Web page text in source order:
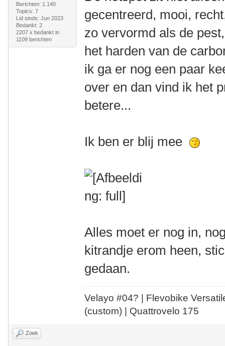
Berichten: 1.140
Topics: 7
Lid sinds: Jun 2023
Bedankt: 2
2207 x bedankt in
1109 berichten
gecentreerd, mooi,
zo vervormd als de
het harden van de
ik ga er nog een paar
over en dan vind ik het
betere...
Ik ben er blij mee
Alles moet er nog in,
kitrandje erom heen,
gedaan.
Velayo #04? | Flevobike
(custom) | Quattrovelo 175
Zoek